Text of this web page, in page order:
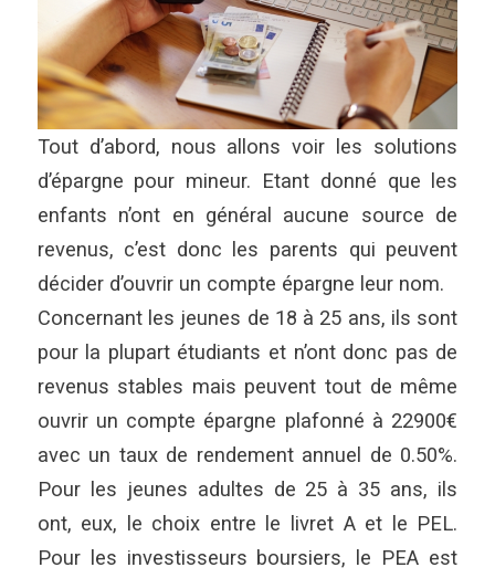
Tout d’abord, nous allons voir les solutions
d’épargne pour mineur. Etant donné que les
enfants n’ont en général aucune source de
revenus, c’est donc les parents qui peuvent
décider d’ouvrir un compte épargne leur nom.
Concernant les jeunes de 18 à 25 ans, ils sont
pour la plupart étudiants et n’ont donc pas de
revenus stables mais peuvent tout de même
ouvrir un compte épargne plafonné à 22900€
avec un taux de rendement annuel de 0.50%.
Pour les jeunes adultes de 25 à 35 ans, ils
ont, eux, le choix entre le livret A et le PEL.
Pour les investisseurs boursiers, le PEA est